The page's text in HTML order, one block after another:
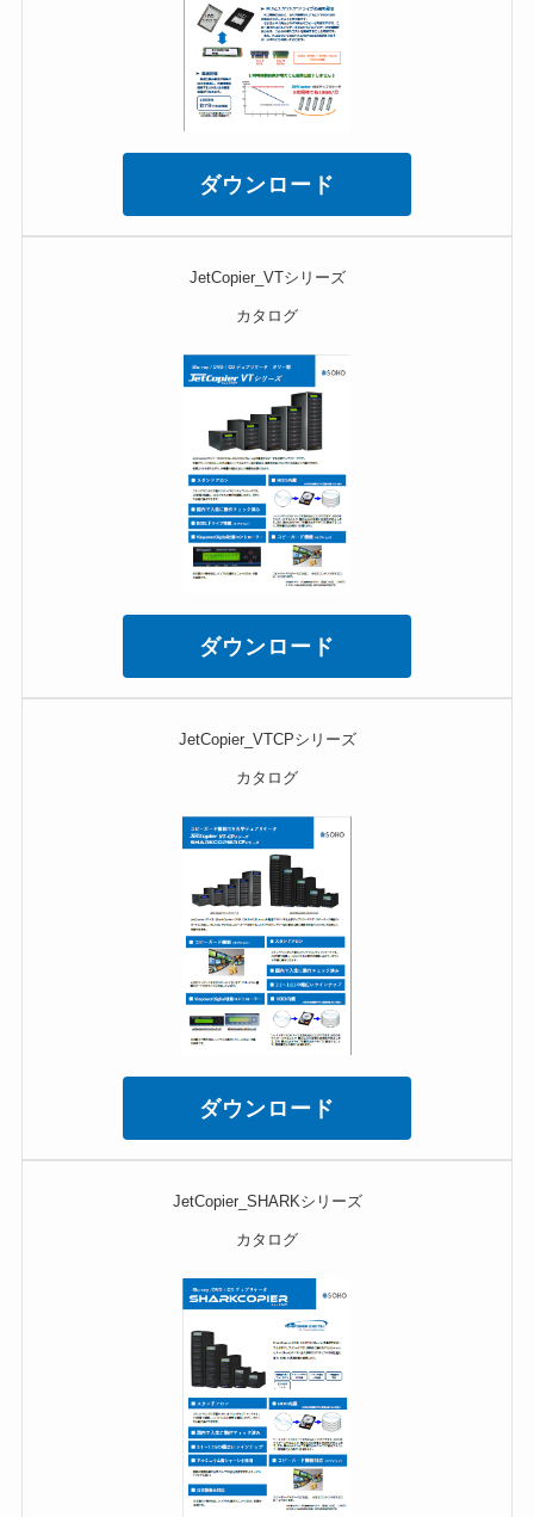
ダウンロード
JetCopier_VTシリーズ
カタログ
ダウンロード
JetCopier_VTCPシリーズ
カタログ
ダウンロード
JetCopier_SHARKシリーズ
カタログ